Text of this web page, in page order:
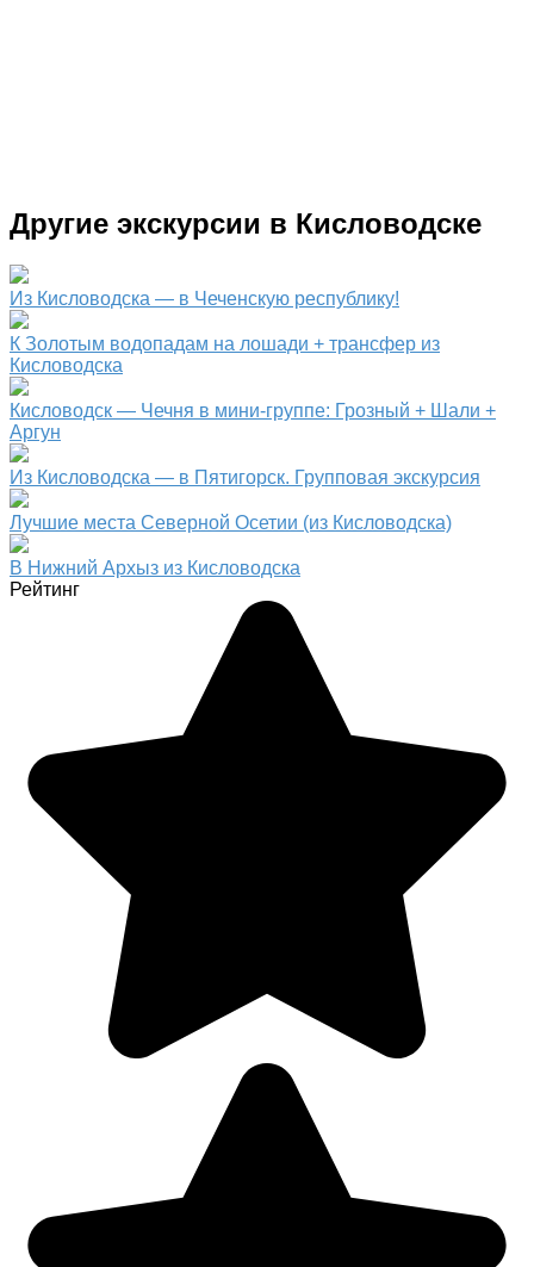
Другие экскурсии в Кисловодске
Из Кисловодска — в Чеченскую республику!
К Золотым водопадам на лошади + трансфер из
Кисловодска
Кисловодск — Чечня в мини-группе: Грозный + Шали +
Аргун
Из Кисловодска — в Пятигорск. Групповая экскурсия
Лучшие места Северной Осетии (из Кисловодска)
В Нижний Архыз из Кисловодска
Рейтинг